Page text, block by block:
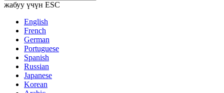
жабуу үчүн ESC
English
French
German
Portuguese
Spanish
Russian
Japanese
Korean